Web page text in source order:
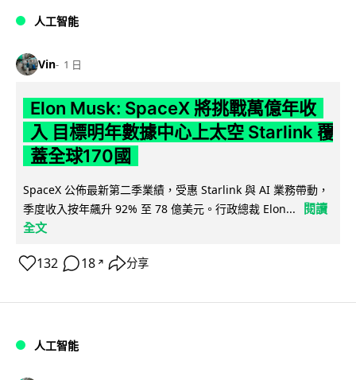
人工智能
Vin 1 日
Elon Musk: SpaceX 將挑戰萬億年收
入 目標明年數據中心上太空 Starlink 覆
蓋全球170國
SpaceX 公佈最新第二季業績，受惠 Starlink 與 AI 業務帶動，
季度收入按年飆升 92% 至 78 億美元。行政總裁 Elon...
閱讀
全文
132 18 ↗ 分享
人工智能